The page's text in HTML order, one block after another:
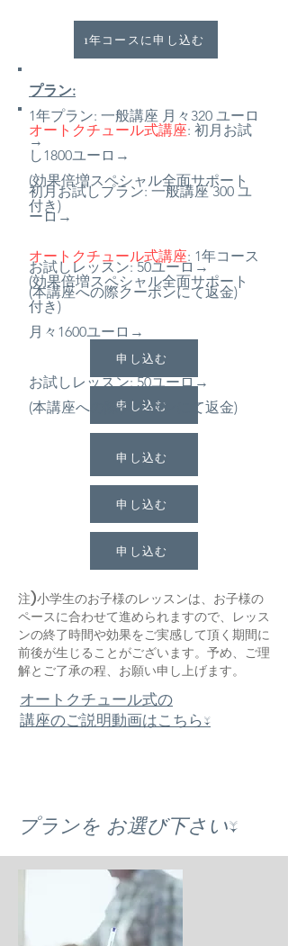
1年コースに申し込む
プラン:
1年プラン: 一般講座 月々320 ユーロ
→
初月お試しプラン: 一般講座 300 ユ
ーロ→
お試しレッスン: 50ユーロ→
(本講座への際クーポンにて返金)
申し込む
申し込む
申し込む
オートクチュール式講座: 初月お試
し1800ユーロ→
(効果倍増スペシャル全面サポート
付き)
オートクチュール式講座: 1年コース
(効果倍増スペシャル全面サポート
付き)
月々1600ユーロ→
お試しレッスン: 50ユーロ→
(本講座への際クーポンにて返金)
申し込む
申し込む
申し込む
注)小学生のお子様のレッスンは、お子様の
ペースに合わせて進められますので、レッス
ンの終了時間や効果をご実感して頂く期間に
前後が生じることがございます。予め、ご理
解とご了承の程、お願い申し上げます。
オートクチュール式の
講座のご説明動画はこちら↓
プランを お選び下さい↓